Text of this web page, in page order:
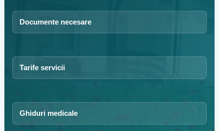
Documente necesare
Tarife servicii
Ghiduri medicale